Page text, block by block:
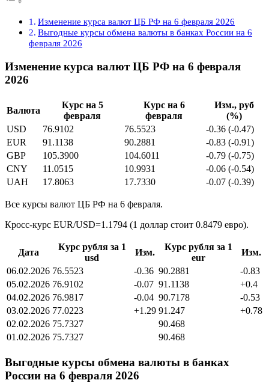
Изменение курса валют ЦБ РФ на 6 февраля 2026
Выгодные курсы обмена валюты в банках России на 6
февраля 2026
Изменение курса валют ЦБ РФ на 6 февраля
2026
Валюта
Курс на 5
февраля
Курс на 6
февраля
Изм., руб
(%)
USD
76.9102 76.5523
-0.36 (-0.47)
EUR
91.1138 90.2881
-0.83 (-0.91)
GBP
105.3900 104.6011
-0.79 (-0.75)
CNY
11.0515 10.9931
-0.06 (-0.54)
UAH
17.8063 17.7330 -0.07 (-0.39)
Все курсы валют ЦБ РФ на 6 февраля.
Кросс-курс EUR/USD=1.1794 (1 доллар стоит 0.8479 евро).
Дата
Курс рубля за 1
usd
Изм.
Курс рубля за 1
eur
Изм.
06.02.2026 76.5523 -0.36 90.2881
-0.83
05.02.2026 76.9102 -0.07 91.1138
+0.4
04.02.2026 76.9817 -0.04 90.7178
-0.53
03.02.2026 77.0223 +1.29 91.247
+0.78
02.02.2026 75.7327
90.468
01.02.2026 75.7327 90.468
Выгодные курсы обмена валюты в банках
России на 6 февраля 2026